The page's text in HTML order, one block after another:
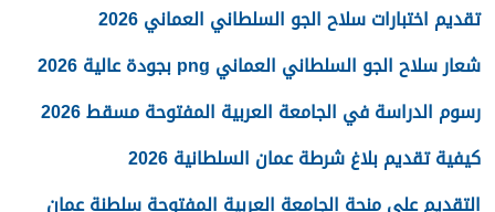
تقديم اختبارات سلاح الجو السلطاني العماني 2026
شعار سلاح الجو السلطاني العماني png بجودة عالية 2026
رسوم الدراسة في الجامعة العربية المفتوحة مسقط 2026
كيفية تقديم بلاغ شرطة عمان السلطانية 2026
التقديم على منحة الجامعة العربية المفتوحة سلطنة عمان